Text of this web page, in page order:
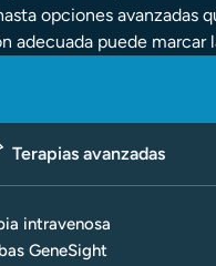
opciones avanzadas
adecuada puede marcar
Terapias avanzadas
intravenosa
GeneSight